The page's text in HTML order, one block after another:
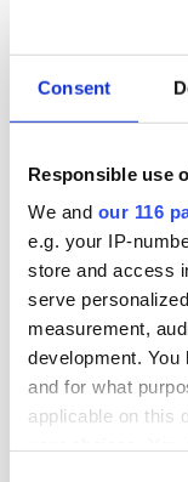
Consent
Responsible use
We and our 116
e.g. your IP-
store and access
serve
measurement,
development.
and for what
applicable on this
*Moms (6 %)